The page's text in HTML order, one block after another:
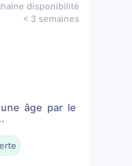
disponibilité
< 3 semaines
âge par le